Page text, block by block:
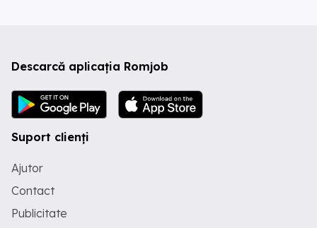
Descarcă aplicația Romjob
Suport clienți
Ajutor
Contact
Publicitate